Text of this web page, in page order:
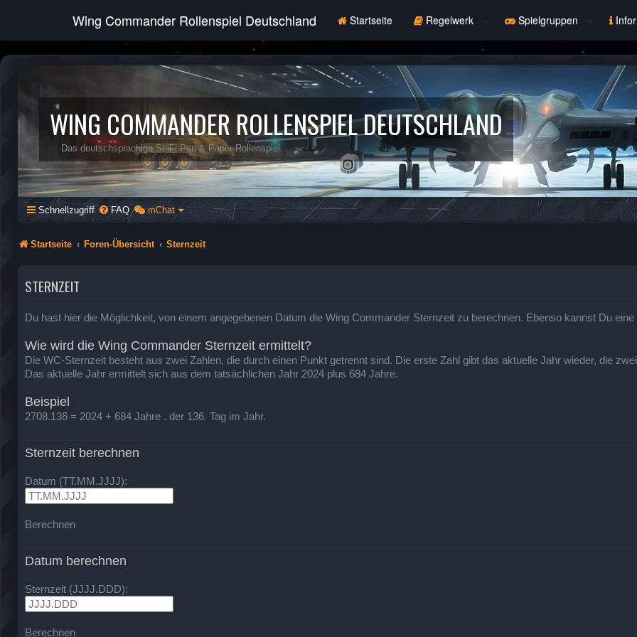
Wing Commander Rollenspiel Deutschland Startseite Regelwerk Spielgruppen
WING COMMANDER ROLLENSPIEL DEUTSCHLAND
Das deutschsprachige SciFi-Pen & Paper-Rollenspiel
Schnellzugriff FAQ mChat
Startseite Foren-Übersicht Sternzeit
STERNZEIT
Du hast hier die Möglichkeit, von einem angegebenen Datum die Wing Commander Sternzeit zu berechnen. Ebenso kannst Du
Wie wird die Wing Commander Sternzeit ermittelt?
Die WC-Sternzeit besteht aus zwei Zahlen, die durch einen Punkt getrennt sind. Die erste Zahl gibt das aktuelle Jahr wieder, die
Das aktuelle Jahr ermittelt sich aus dem tatsächlichen Jahr 2024 plus 684 Jahre.
Beispiel
2708.136 = 2024 + 684 Jahre . der 136. Tag im Jahr.
Sternzeit berechnen
Datum (TT.MM.JJJJ):
Berechnen
Datum berechnen
Sternzeit (JJJJ.DDD):
Berechnen